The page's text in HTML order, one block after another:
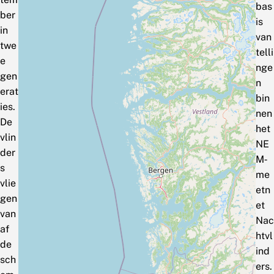
ber
in
twe
e
gen
erat
ies.
De
vlin
der
s
vlie
gen
van
af
de
sch
bas
is
van
telli
nge
n
bin
nen
het
NE
M‑
me
etn
et
Nac
htvl
ind
ers.